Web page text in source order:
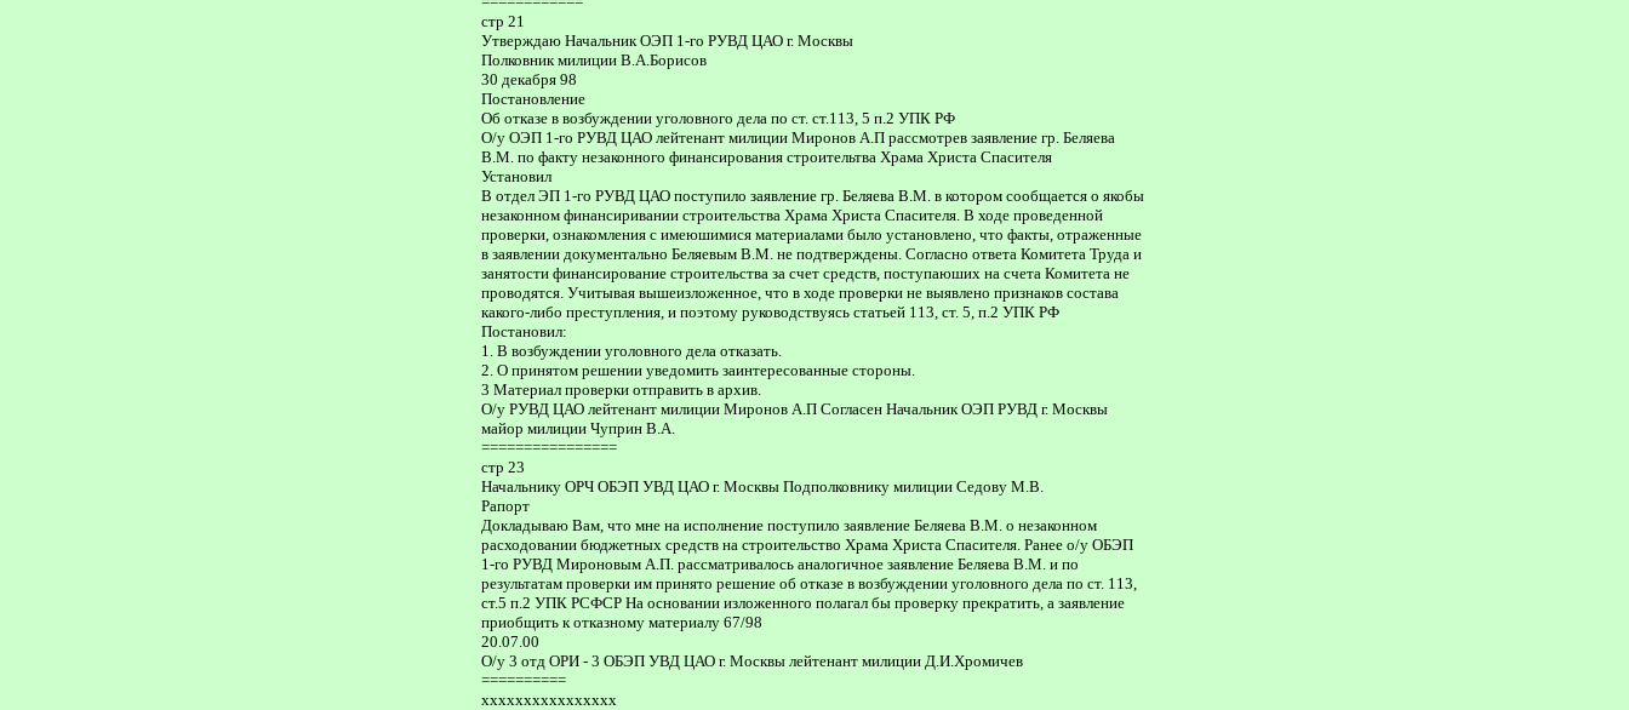
стр 21
Утверждаю Начальник ОЭП 1-го РУВД ЦАО г. Москвы
Полковник милиции В.А.Борисов
30 декабря 98
Постановление
Об отказе в возбуждении уголовного дела по ст. ст.113, 5 п.2 УПК РФ
О/у ОЭП 1-го РУВД ЦАО лейтенант милиции Миронов А.П рассмотрев заявление гр. Беляева
В.М. по факту незаконного финансирования строительтва Храма Христа Спасителя
Установил
В отдел ЭП 1-го РУВД ЦАО поступило заявление гр. Беляева В.М. в котором сообщается о якобы
незаконном финансиривании строительства Храма Христа Спасителя. В ходе проведенной
проверки, ознакомления с имеюшимися материалами было установлено, что факты, отраженные
в заявлении документально Беляевым В.М. не подтверждены. Согласно ответа Комитета Труда и
занятости финансирование строительства за счет средств, поступаюших на счета Комитета не
проводятся. Учитывая вышеизложенное, что в ходе проверки не выявлено признаков состава
какого-либо преступления, и поэтому руководствуясь статьей 113, ст. 5, п.2 УПК РФ
Постановил:
1. В возбуждении уголовного дела отказать.
2. О принятом решении уведомить заинтересованные стороны.
3 Материал проверки отправить в архив.
О/у РУВД ЦАО лейтенант милиции Миронов А.П Согласен Начальник ОЭП РУВД г. Москвы
майор милиции Чуприн В.А.
================
стр 23
Начальнику ОРЧ ОБЭП УВД ЦАО г. Москвы Подполковнику милиции Седову М.В.
Рапорт
Докладываю Вам, что мне на исполнение поступило заявление Беляева В.М. о незаконном
расходовании бюджетных средств на строительство Храма Христа Спасителя. Ранее о/у ОБЭП
1-го РУВД Мироновым А.П. рассматривалось аналогичное заявление Беляева В.М. и по
результатам проверки им принято решение об отказе в возбуждении уголовного дела по ст. 113,
ст.5 п.2 УПК РСФСР На основании изложенного полагал бы проверку прекратить, а заявление
приобщить к отказному материалу 67/98
20.07.00
О/у 3 отд ОРИ - 3 ОБЭП УВД ЦАО г. Москвы лейтенант милиции Д.И.Хромичев
==========
хххххххххххххххх